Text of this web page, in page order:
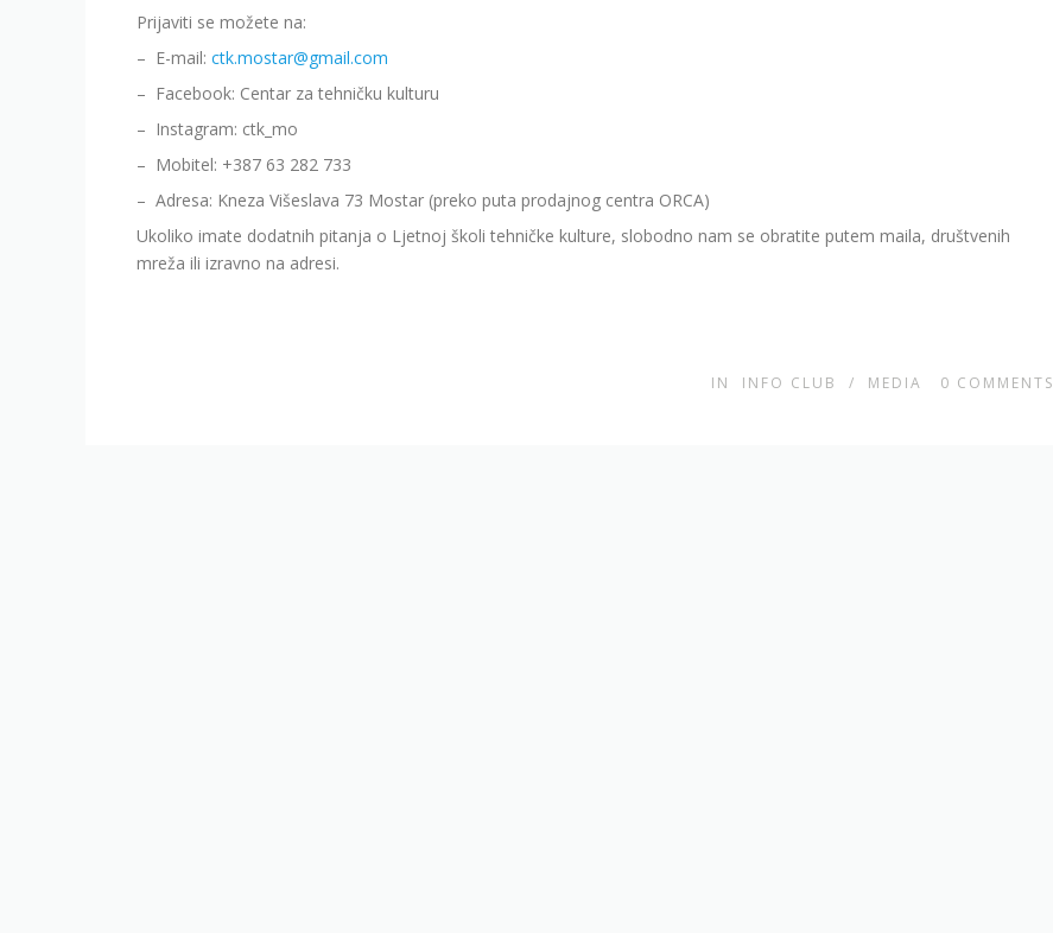
Prijaviti se možete na:
– E-mail:ctk.mostar@gmail.com
– Facebook: Centar za tehničku kulturu
– Instagram: ctk_mo
– Mobitel: +387 63 282 733
– Adresa: Kneza Višeslava 73 Mostar (preko puta prodajnog centra ORCA)
Ukoliko imate dodatnih pitanja o Ljetnoj školi tehničke kulture, slobodno nam se obratite putem maila, društvenih
mreža ili izravno na adresi.
IN INFO CLUB / MEDIA 0 COMMENTS